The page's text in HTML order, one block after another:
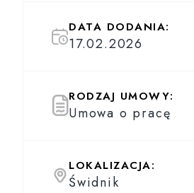
DATA DODANIA:
17.02.2026
RODZAJ UMOWY:
Umowa o pracę
LOKALIZACJA:
Świdnik